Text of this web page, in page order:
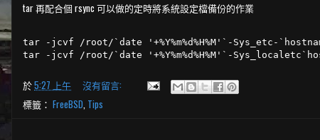
tar 再配合個 rsync 可以做的定時將系統設定檔備份的作業
tar -jcvf /root/`date '+%Y%m%d%H%M'`-Sys_etc-
tar -jcvf /root/`date '+%Y%m%d%H%M'`-
於5:27 上午
沒有留言:
標籤： FreeBSD, Tips